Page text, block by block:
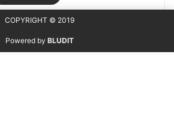
COPYRIGHT © 2019
Powered by BLUDIT